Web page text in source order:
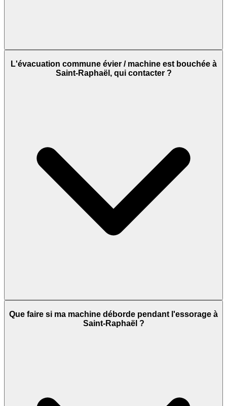
L'évacuation commune évier / machine est bouchée à
Saint-Raphaël, qui contacter ?
Que faire si ma machine déborde pendant l'essorage à
Saint-Raphaël ?